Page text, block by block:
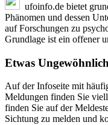
ufoinfo.de bietet
Phänomen und dessen
auf Forschungen zu
Grundlage ist ein offener
Etwas
Auf der Infoseite mit
Meldungen finden Sie
finden Sie auf der
Sichtung zu melden und